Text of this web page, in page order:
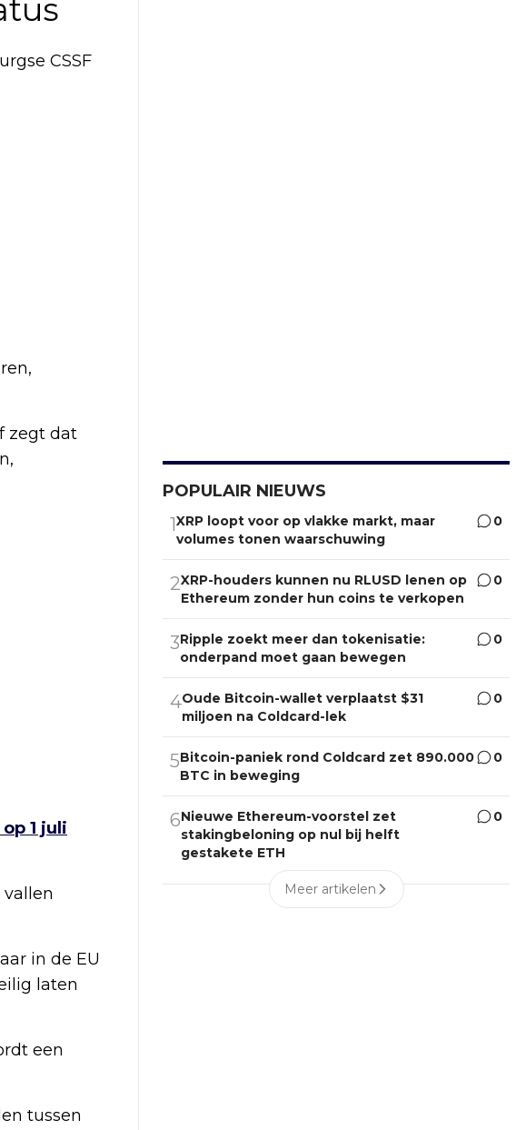
CSSF
zegt dat
1 juli
vallen
in de EU
laten
een
tussen
POPULAIR NIEUWS
1XRP loopt voor op vlakke markt, maar
volumes tonen waarschuwing
0
2XRP-houders kunnen nu RLUSD lenen op
Ethereum zonder hun coins te verkopen
0
3Ripple zoekt meer dan tokenisatie:
onderpand moet gaan bewegen
0
4Oude Bitcoin-wallet verplaatst $31
miljoen na Coldcard-lek
0
5Bitcoin-paniek rond Coldcard zet 890.000
BTC in beweging
0
6Nieuwe Ethereum-voorstel zet
stakingbeloning op nul bij helft
gestakete ETH
0
Meer artikelen